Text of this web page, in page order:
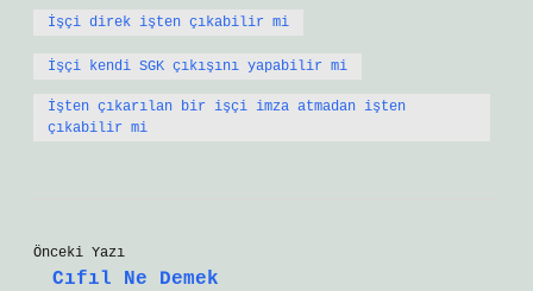
İşçi direk işten çıkabilir mi
İşçi kendi SGK çıkışını yapabilir mi
İşten çıkarılan bir işçi imza atmadan işten
çıkabilir mi
Önceki Yazı
Cıfıl Ne Demek